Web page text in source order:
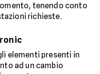
tenendo conto
richieste.
elementi presenti in
ad un cambio